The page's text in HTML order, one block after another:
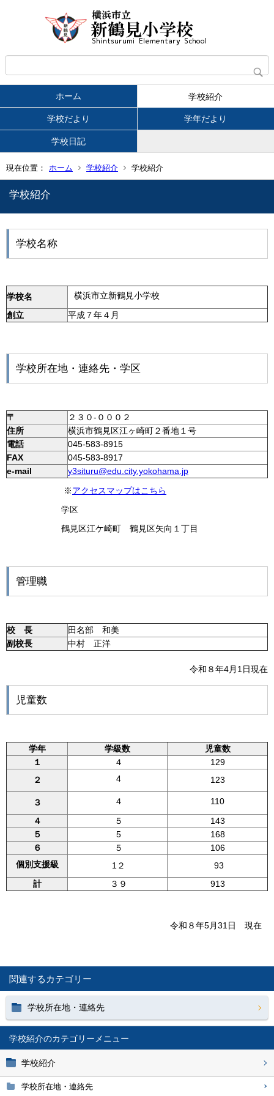
ホーム 学校紹介
学校だより 学年だより
学校日記
現在位置： ホーム 学校紹介 学校紹介
学校紹介
学校紹介
学校所在地・連絡先
学校紹介
学校名称
学校名
横浜市立新鶴見小学校
創立
平成７年４月
学校所在地・連絡先 ・学区
〒
２３０-０００２
住所
横浜市鶴見区江ヶ崎町２番地１号
電話
045-583-8915
FAX
045-583-8917
e-mail
y3situru@edu.city.yokohama.jp
※アクセスマップはこちら
学区
鶴見区江ケ崎町 鶴見区矢向１丁目
管理職
校 長
田名部 和美
副校長
中村 正洋
令和８年4月1日現在
児童数
学年 学級数
児童数
１
４
129
２
4 123
３ ４
110
４
５
143
５
5
168
６
５
106
個別支援級
1２
93
計
３９ 913
令和８年5月31日 現在
関連するカテゴリー
学校所在地・連絡先